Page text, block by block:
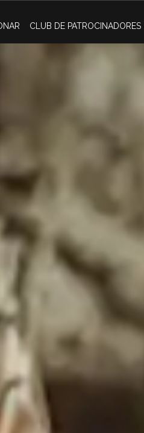
CLUB DE PATROCINADORES